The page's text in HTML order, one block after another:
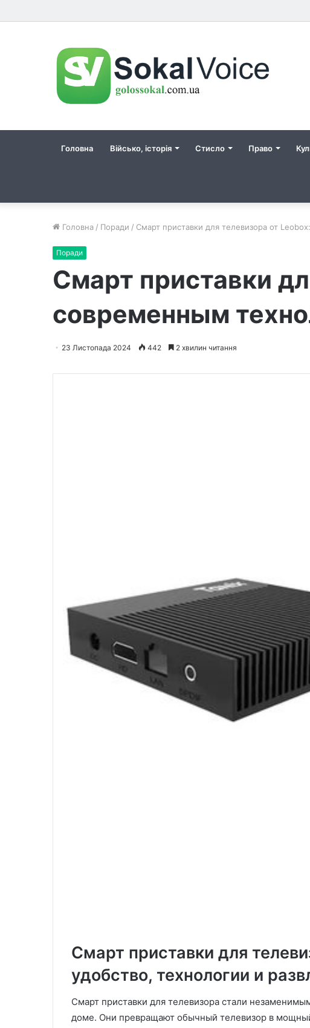
Головна Військо, історія Стисло Право
Головна / Поради / Смарт приставки для телевизора от
Поради
Смарт приставки
современным
23 Листопада 2024 442 2 хвилин читання
Смарт приставки для
удобство, технологии и
Смарт приставки для телевизора стали
доме. Они превращают обычный телевизор в